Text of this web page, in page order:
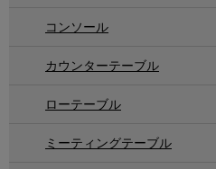
コンソール
カウンターテーブル
ローテーブル
ミーティングテーブル